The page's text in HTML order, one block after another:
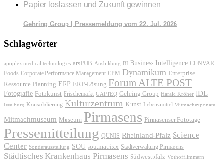
Papier loslassen und Zukunft gewinnen
Gehring Group | Pressemeldung vom 22. Jul. 2026
Schlagwörter
apoplex medical technologies arsPUB Ausbildung BI Business Intelligence CONVAR
Foods Corporate Performance Management CPM Dynamikum Enterprise
Ressource Planning ERP ERP-Lösung Forum ALTE POST
Fotografie Fotokunst Frischemarkt GAPTEQ Gehring Group Harald Kröher IDL
Isselburg Konsolidierung Kulturzentrum Kunst Lebensmittel Mitmachexponate
Mitmachmuseum Museum Pirmasens Pirmasenser Fototage
Pressemitteilung QUNIS Rheinland-Pfalz Science
Center Sonderausstellung SOU sou.matrixx Stadtverwaltung Pirmasens
Städtisches Krankenhaus Pirmasens Südwestpfalz Vorhofflimmern